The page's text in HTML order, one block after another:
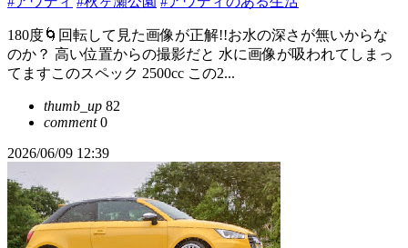
180度🌀回転して見た画像が正解!!お水の深さが無いからな
のか？ 高い位置からの撮影だと 水に画像が吸われてしまっ
てますこのスペック 2500cc この2...
thumb_up 82
comment0
2026/06/09 12:39